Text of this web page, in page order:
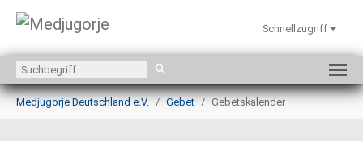
Zum Hauptinhalt springen
Schnellzugriff
Sie sind hier:
Medjugorje Deutschland e.V.
Gebet Gebetskalender